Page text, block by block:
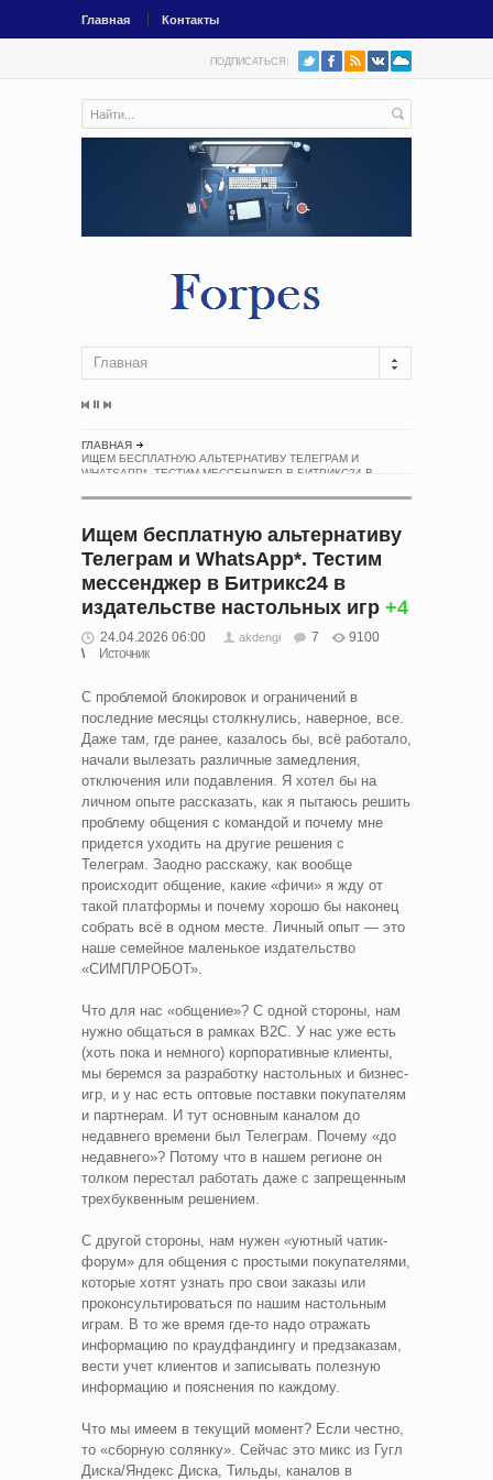
Главная Контакты
ПОДПИСАТЬСЯ:
Главная
ГЛАВНАЯ
ИЩЕМ БЕСПЛАТНУЮ АЛЬТЕРНАТИВУ ТЕЛЕГРАМ И
WHATSAPP*. ТЕСТИМ МЕССЕНДЖЕР В БИТРИКС24 В
Ищем бесплатную альтернативу
Телеграм и WhatsApp*. Тестим
мессенджер в Битрикс24 в
издательстве настольных игр +4
24.04.2026 06:00 akdengi 7
9100
Источник
С проблемой блокировок и ограничений в
последние месяцы столкнулись, наверное, все.
Даже там, где ранее, казалось бы, всё работало,
начали вылезать различные замедления,
отключения или подавления. Я хотел бы на
личном опыте рассказать, как я пытаюсь решить
проблему общения с командой и почему мне
придется уходить на другие решения с
Телеграм. Заодно расскажу, как вообще
происходит общение, какие «фичи» я жду от
такой платформы и почему хорошо бы наконец
собрать всё в одном месте. Личный опыт — это
наше семейное маленькое издательство
«СИМПЛРОБОТ».
Что для нас «общение»? С одной стороны, нам
нужно общаться в рамках B2C. У нас уже есть
(хоть пока и немного) корпоративные клиенты,
мы беремся за разработку настольных и бизнес-
игр, и у нас есть оптовые поставки покупателям
и партнерам. И тут основным каналом до
недавнего времени был Телеграм. Почему «до
недавнего»? Потому что в нашем регионе он
толком перестал работать даже с запрещенным
трехбуквенным решением.
С другой стороны, нам нужен «уютный чатик-
форум» для общения с простыми покупателями,
которые хотят узнать про свои заказы или
проконсультироваться по нашим настольным
играм. В то же время где-то надо отражать
информацию по краудфандингу и предзаказам,
вести учет клиентов и записывать полезную
информацию и пояснения по каждому.
Что мы имеем в текущий момент? Если честно,
то «сборную солянку». Сейчас это микс из Гугл
Диска/Яндекс Диска, Тильды, каналов в